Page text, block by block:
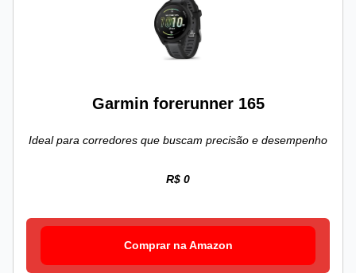
Garmin forerunner 165
Ideal para corredores que buscam precisão e desempenho
R$ 0
Comprar na Amazon